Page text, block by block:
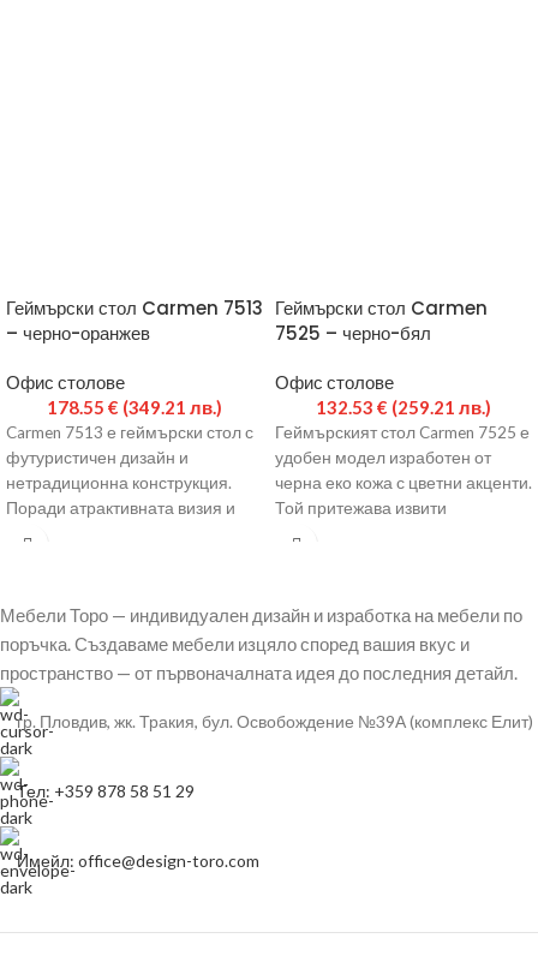
Геймърски стол Carmen 7513
– черно-оранжев
Офис столове
178.55 € (349.21 лв.)
Carmen 7513 е геймърски стол с
футуристичен дизайн и
нетрадиционна конструкция.
Поради атрактивната визия и
Геймърски стол Carmen
7525 – черно-бял
Офис столове
132.53 € (259.21 лв.)
Геймърският стол Carmen 7525 е
удобен модел изработен от
черна еко кожа с цветни акценти.
Той притежава извити
Мебели Торо — индивидуален дизайн и изработка на мебели по
поръчка. Създаваме мебели изцяло според вашия вкус и
пространство — от първоначалната идея до последния детайл.
гр. Пловдив, жк. Тракия, бул. Освобождение №39А (комплекс Елит)
Тел: +359 878 58 51 29
Имейл: office@design-toro.com